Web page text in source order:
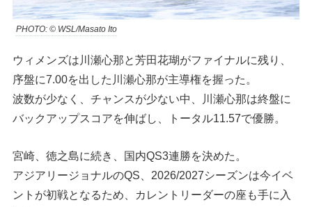
PHOTO: © WSL/Masato Ito
ウィメンズは川瀬心那と芳田花瑚がファイナルに残り、
序盤に7.00を出した川瀬心那が主導権を握った。
波数が少なく、チャンスが少ない中、川瀬心那は終盤に
バックアップスコアを伸ばし、トータル11.57で優勝。
宮崎、徳之島に続き、国内QS3連勝を決めた。
アジアリージョナルのQS、2026/2027シーズンは今イベ
ントが初戦となるため、カレントリーダーの座も手に入